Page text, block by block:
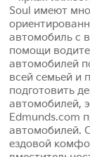
Soul имеют
автомобиль с
помощи
автомобилей
всей семьей и
подготовить
автомобилей,
Edmunds.com
автомобилей.
ездовой